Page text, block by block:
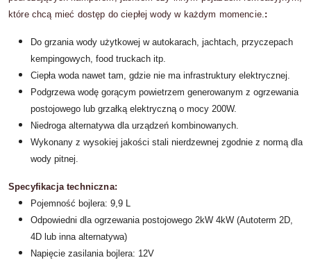
które chcą mieć dostęp do ciepłej wody w każdym momencie.:
Do grzania wody użytkowej w autokarach, jachtach, przyczepach
kempingowych, food truckach itp.
Ciepła woda nawet tam, gdzie nie ma infrastruktury elektrycznej.
Podgrzewa wodę gorącym powietrzem generowanym z ogrzewania
postojowego lub grzałką elektryczną o mocy 200W.
Niedroga alternatywa dla urządzeń kombinowanych.
Wykonany z wysokiej jakości stali nierdzewnej zgodnie z normą dla
wody pitnej.
Specyfikacja techniczna:
Pojemność bojlera: 9,9 L
Odpowiedni dla ogrzewania postojowego 2kW 4kW (Autoterm 2D,
4D lub inna alternatywa)
Napięcie zasilania bojlera: 12V